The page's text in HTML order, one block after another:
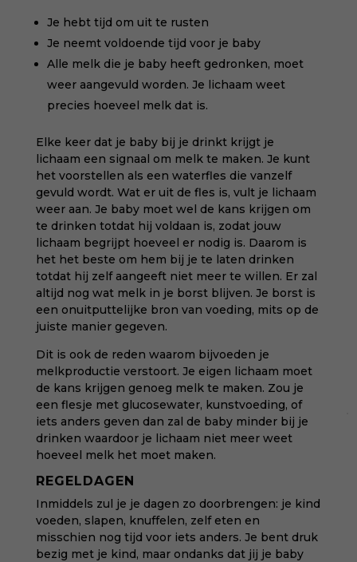
Je hebt tijd om uit te rusten
Je neemt voldoende tijd voor je baby
Alle melk die je baby heeft gedronken, moet
weer aangevuld worden. Je lichaam weet
precies hoeveel melk dat is.
Elke keer dat je baby bij je drinkt krijgt je
lichaam een signaal om melk te maken. Je kunt
het voorstellen als een waterfles die vanzelf
gevuld wordt. Wat er uit de fles is, vult je lichaam
weer aan. Je baby moet wel de kans krijgen om
te drinken totdat hij voldaan is, zodat jouw
lichaam begrijpt hoeveel er nodig is. Daarom is
het het beste om hem bij je te laten drinken
totdat hij zelf aangeeft niet meer te willen. Er zal
altijd nog wat melk in je borst blijven. Je borst is
een onuitputtelijke bron van voeding, mits op de
juiste manier gegeven.
Dit is ook de reden waarom bijvoeden je
melkproductie verstoort. Je eigen lichaam moet
de kans krijgen genoeg melk te maken. Zou je
een flesje met glucosewater, kunstvoeding, of
iets anders geven dan zal de baby minder bij je
drinken waardoor je lichaam niet meer weet
hoeveel melk het moet maken.
REGELDAGEN
Inmiddels zul je je dagen zo doorbrengen: je kind
voeden, slapen, knuffelen, zelf eten en
misschien nog tijd voor iets anders. Je bent druk
bezig met je kind, maar ondanks dat jij je baby